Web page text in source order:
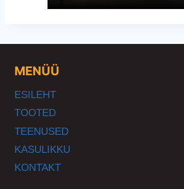
MENÜÜ
ESILEHT
TOOTED
TEENUSED
KASULIKKU
KONTAKT